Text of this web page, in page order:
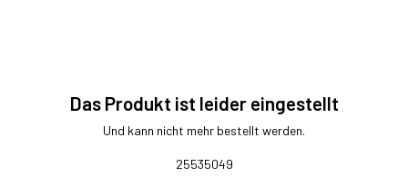
Das Produkt ist leider eingestellt
Und kann nicht mehr bestellt werden.
25535049